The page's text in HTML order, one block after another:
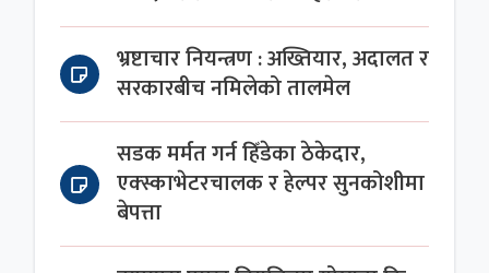
भ्रष्टाचार नियन्त्रण : अख्तियार, अदालत र
सरकारबीच नमिलेको तालमेल
सडक मर्मत गर्न हिँडेका ठेकेदार,
एक्स्काभेटरचालक र हेल्पर सुनकोशीमा
बेपत्ता